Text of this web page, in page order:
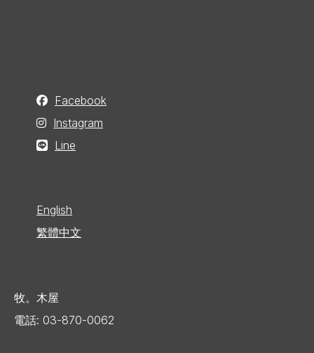
Facebook
Instagram
Line
English
繁體中文
牧。木屋
電話: 03-870-0062